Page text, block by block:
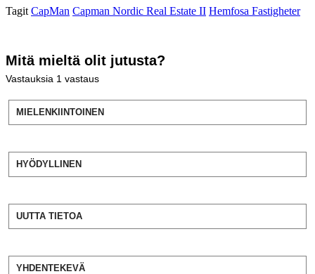
Tagit CapMan Capman Nordic Real Estate II Hemfosa Fastigheter
Mitä mieltä olit jutusta?
Vastauksia 1 vastaus
MIELENKIINTOINEN
HYÖDYLLINEN
UUTTA TIETOA
YHDENTEKEVÄ